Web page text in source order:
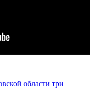
области три